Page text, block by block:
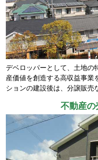
デベロッパーとして、土地の
産価値を創造する高収益事業
ションの建設後は、分譲販売
不動産の